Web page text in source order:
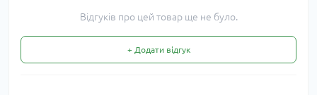
Відгуків про цей товар ще не було.
+ Додати відгук